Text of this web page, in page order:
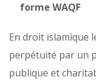
forme WAQF
En droit islamique
perpétuité par un
publique et